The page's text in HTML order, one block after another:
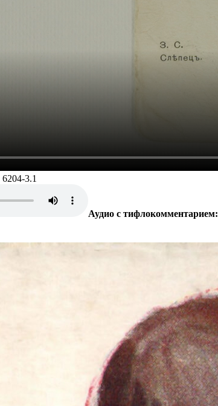
6204-3.1
Аудио с тифлокомментарием: